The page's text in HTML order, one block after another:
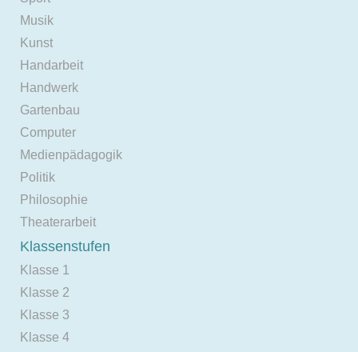
Musik
Kunst
Handarbeit
Handwerk
Gartenbau
Computer
Medienpädagogik
Politik
Philosophie
Theaterarbeit
Klassenstufen
Klasse 1
Klasse 2
Klasse 3
Klasse 4